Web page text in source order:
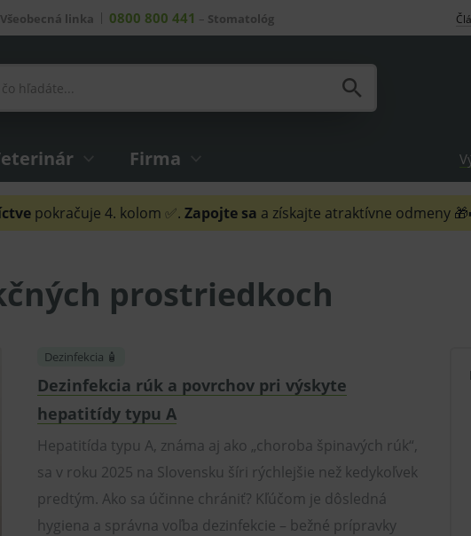
Všeobecná linka 0800 800 441 – Stomatológ
Firma
pokračuje 4. kolom ✅. Zapojte sa a získajte atraktívne odmeny
prostriedkoch
Dezinfekcia 🧴
Dezinfekcia rúk a povrchov pri výskyte
hepatitídy typu A
Hepatitída typu A, známa aj ako „choroba špinavých rúk“,
sa v roku 2025 na Slovensku šíri rýchlejšie než kedykoľvek
predtým. Ako sa účinne chrániť? Kľúčom je dôsledná
hygiena a správna voľba dezinfekcie – bežné prípravky